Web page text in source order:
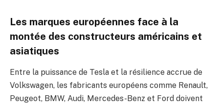
Les marques européennes face à la
montée des constructeurs américains et
asiatiques
Entre la puissance de Tesla et la résilience accrue de
Volkswagen, les fabricants européens comme Renault,
Peugeot, BMW, Audi, Mercedes-Benz et Ford doivent